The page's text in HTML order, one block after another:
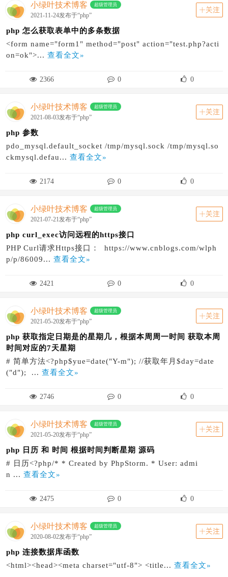
小绿叶技术博客 超级管理员
2021-11-24发布于“php”
关注
php 怎么获取表单中的多条数据
<form name="form1" method="post" action="test.php?acti
on=ok">... 查看全文»
2366 0 0
小绿叶技术博客 超级管理员
2021-08-03发布于“php”
关注
php 参数
pdo_mysql.default_socket /tmp/mysql.sock /tmp/mysql.so
ckmysql.defau... 查看全文»
2174 0 0
小绿叶技术博客 超级管理员
2021-07-21发布于“php”
关注
php curl_exec访问远程的https接口
PHP Curl请求Https接口： https://www.cnblogs.com/wlph
p/p/86009... 查看全文»
2421 0 0
小绿叶技术博客 超级管理员
2021-05-20发布于“php”
关注
php 获取指定日期是的星期几，根据本周周一时间 获取本周
时间对应的7天星期
# 简单方法<?php$yue=date("Y-m"); //获取年月$day=date
("d"); ... 查看全文»
2746 0 0
小绿叶技术博客 超级管理员
2021-05-20发布于“php”
关注
php 日历 和 时间 根据时间判断星期 源码
# 日历<?php/* * Created by PhpStorm. * User: admi
n ... 查看全文»
2475 0 0
小绿叶技术博客 超级管理员
2020-08-02发布于“php”
关注
php 连接数据库函数
<html><head><meta charset="utf-8"> <title... 查看全文»